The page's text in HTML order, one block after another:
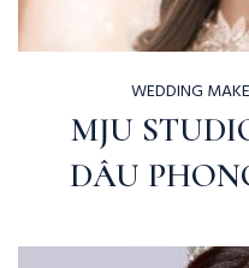
WEDDING
MJU
DÂU